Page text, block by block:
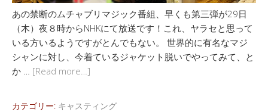
あの禁断のムチャブリマジック番組、早くも第三弾が29日
（木）夜８時からNHKにて放送です！これ、ヤラセと思って
いる方いるようですがとんでもない。 世界的に有名なマジ
シャンに対し、今着ているジャケット脱いでやってみて、と
か … [Read more…]
カテゴリー: キャスティング